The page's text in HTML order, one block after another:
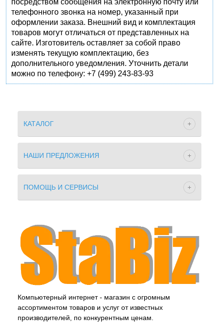
посредством сообщения на электронную почту или
телефонного звонка на номер, указанный при
оформлении заказа. Внешний вид и комплектация
товаров могут отличаться от представленных на
сайте. Изготовитель оставляет за собой право
изменять текущую комплектацию, без
дополнительного уведомления. Уточнить детали
можно по телефону: +7 (499) 243-83-93
КАТАЛОГ
НАШИ ПРЕДЛОЖЕНИЯ
ПОМОЩЬ И СЕРВИСЫ
Компьютерный интернет - магазин с огромным
ассортиментом товаров и услуг от известных
производителей, по конкурентным ценам.